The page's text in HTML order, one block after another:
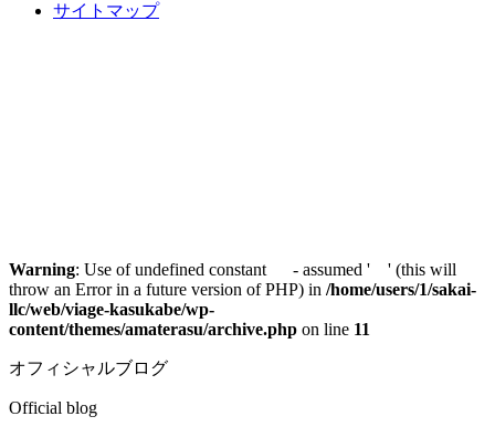
サイトマップ
Warning: Use of undefined constant - assumed ' ' (this will
throw an Error in a future version of PHP) in /home/users/1/sakai-
llc/web/viage-kasukabe/wp-
content/themes/amaterasu/archive.php on line 11
オフィシャルブログ
Official blog